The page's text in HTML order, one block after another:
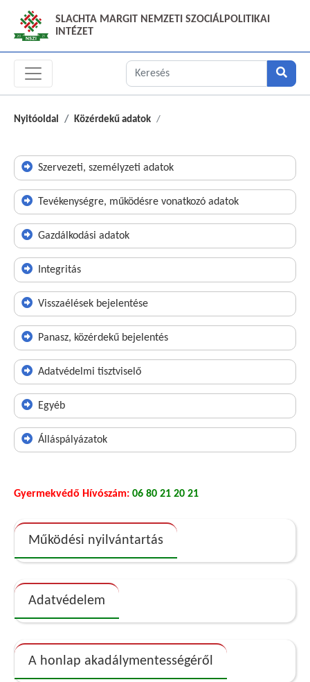
SLACHTA MARGIT NEMZETI SZOCIÁLPOLITIKAI
INTÉZET
Nyitóoldal Közérdekű adatok
Szervezeti, személyzeti adatok
Tevékenységre, működésre vonatkozó adatok
Gazdálkodási adatok
Integritás
Visszaélések bejelentése
Panasz, közérdekű bejelentés
Adatvédelmi tisztviselő
Egyéb
Álláspályázatok
Gyermekvédő Hívószám: 06 80 21 20 21
Működési nyilvántartás
Adatvédelem
A honlap akadálymentességéről